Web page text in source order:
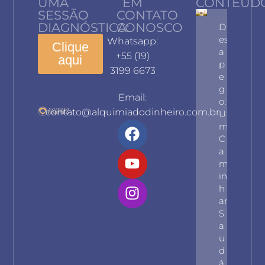
SESSÃO
DIAGNÓSTICA:
Clique
aqui
CONTATO
CONOSCO
Whatsapp:
+55 (19)
3199 6673
Email:
contato@alquimiadodinheiro.com.br
D
Es
A
P
E
G
O:
U
M
C
A
M
In
H
Ar
S
A
U
D